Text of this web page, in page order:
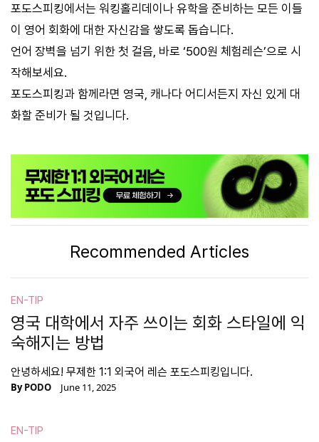
포도스피킹에서는 워킹홀리데이나 유학을 준비하는 모든 이들
이 영어 회화에 대한 자신감을 쌓도록 돕습니다.
언어 장벽을 넘기 위한 첫 걸음, 바로 ‘500원 체험레슨’으로 시
작해보세요.
포도스피킹과 함께라면 영국, 캐나다 어디서든지 자신 있게 대
화할 준비가 될 것입니다.
Recommended Articles
EN-TIP
영국 대학에서 자주 쓰이는 회화 스타일에 익
숙해지는 방법
안녕하세요! 무제한 1:1 외국어 레슨 포도스피킹입니다.
ByPODO June 11, 2025
EN-TIP